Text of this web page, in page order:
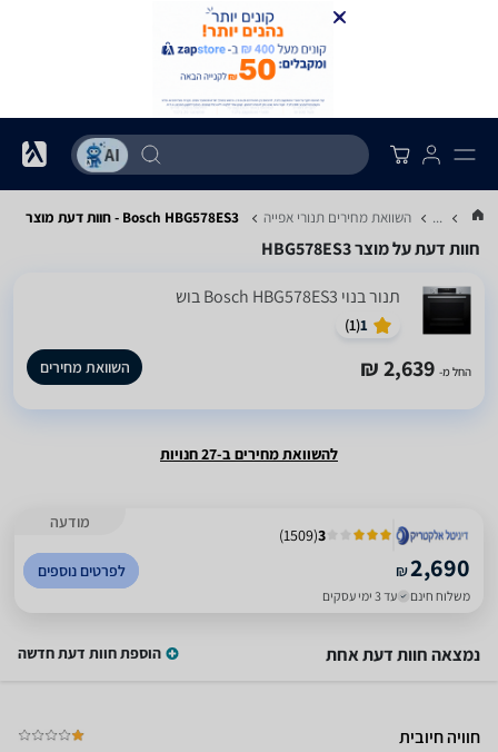
... השוואת מחירים תנורי אפייה Bosch HBG578ES3 - חוות דעת מוצר
חוות דעת על מוצר HBG578ES3
‏תנור בנוי Bosch HBG578ES3 בוש
1
(
1
)
החל מ- 2,639 ₪ השוואת מחירים
להשוואת מחירים ב-27 חנויות
מודעה
3
(
1509
)
₪2,690
משלוח חינם עד 3 ימי עסקים
לפרטים נוספים
נמצאה חוות דעת אחת הוספת חוות דעת חדשה
חוויה חיובית